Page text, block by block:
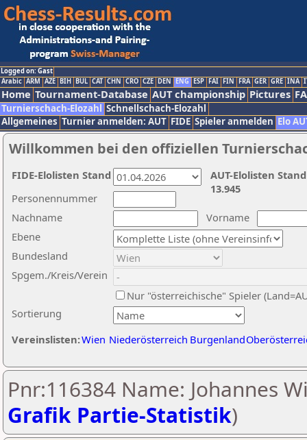
Logged on: Gast
Arabic ARM AZE BIH BUL CAT CHN CRO CZE DEN ENG ESP FAI FIN FRA GER GRE INA
Home Tournament-Database AUT championship Pictures
Turnierschach-Elozahl Schnellschach-Elozahl
Allgemeines Turnier anmelden: AUT FIDE Spieler anmelden Elo
Willkommen bei den offiziellen
Nachname
Vorname
Ebene
Sortierung
Personennummer
Bundesland
Spgem./Kreis/Verein
Nur "österreichische" Spieler
Vereinslisten:Wien Niederösterreich Burgenland
AUT-Elolisten
13.945
FIDE-Elolisten Stand
Pnr:116384 Name: Johannes
Grafik Partie-Statistik)